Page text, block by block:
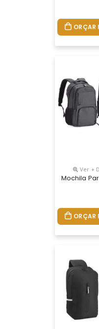
ORÇAR
Ver +
Mochila
ORÇAR